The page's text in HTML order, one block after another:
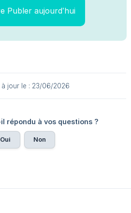
Publer aujourd’hui
à jour le : 23/06/2026
répondu à vos questions ?
Oui Non